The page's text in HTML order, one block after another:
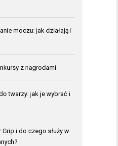
moczu: jak działają i
z nagrodami
twarzy: jak je wybrać i
Grip i do czego służy w